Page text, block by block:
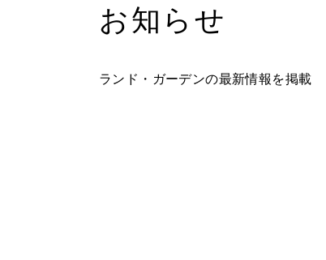
お知らせ
ランド・ガーデンの最新情報を掲載